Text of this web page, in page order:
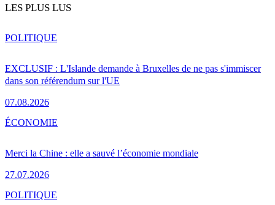
LES PLUS LUS
EXCLUSIF : L'Islande demande à Bruxelles de ne pas s'immiscer
dans son référendum sur l'UE
07.08.2026
POLITIQUE
Merci la Chine : elle a sauvé l’économie mondiale
27.07.2026
ÉCONOMIE
POLITIQUE